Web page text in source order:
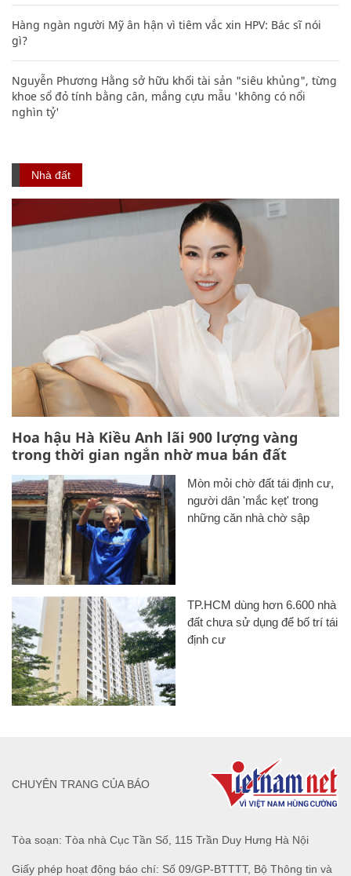
Hàng ngàn người Mỹ ân hận vì tiêm vắc xin HPV: Bác sĩ nói
gì?
Nguyễn Phương Hằng sở hữu khối tài sản "siêu khủng", từng
khoe sổ đỏ tính bằng cân, mắng cựu mẫu 'không có nổi
nghìn tỷ'
Nhà đất
Hoa hậu Hà Kiều Anh lãi 900 lượng vàng
trong thời gian ngắn nhờ mua bán đất
Mòn mỏi chờ đất tái định cư,
người dân 'mắc kẹt' trong
những căn nhà chờ sập
TP.HCM dùng hơn 6.600 nhà
đất chưa sử dụng để bố trí tái
định cư
Tòa soạn: Tòa nhà Cục Tần Số, 115 Trần Duy Hưng Hà Nội
Giấy phép hoạt động báo chí: Số 09/GP-BTTTT, Bộ Thông tin và
CHUYÊN TRANG CỦA BÁO